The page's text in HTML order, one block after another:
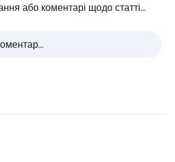
або коментарі щодо статті...